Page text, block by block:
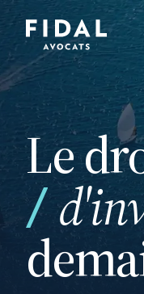
Aller
au
contenu
principalRechercher un
Le